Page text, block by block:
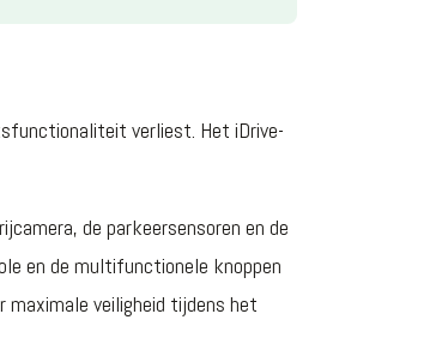
verliest. Het iDrive-
de parkeersensoren en de
en de multifunctionele knoppen
maximale veiligheid tijdens het